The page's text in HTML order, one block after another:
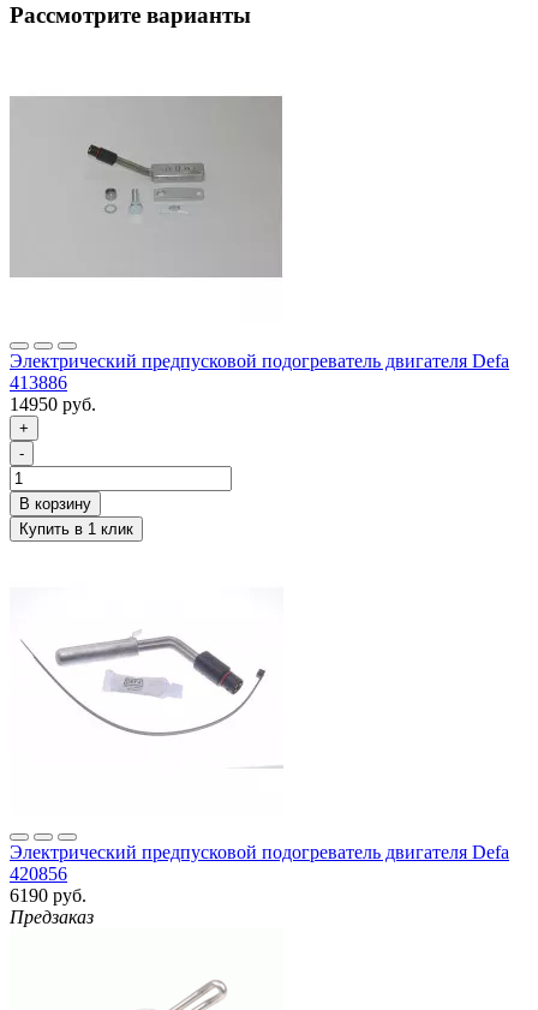
Рассмотрите варианты
Электрический предпусковой подогреватель двигателя Defa
413886
14950 руб.
+
-
Электрический предпусковой подогреватель двигателя Defa
420856
6190 руб.
Предзаказ